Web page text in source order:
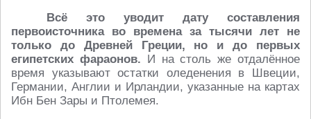
Всё это уводит дату составления
первоисточника во времена за тысячи лет не
только до Древней Греции, но и до первых
египетских фараонов. И на столь же отдалённое
время указывают остатки оледенения в Швеции,
Германии, Англии и Ирландии, указанные на картах
Ибн Бен Зары и Птолемея.